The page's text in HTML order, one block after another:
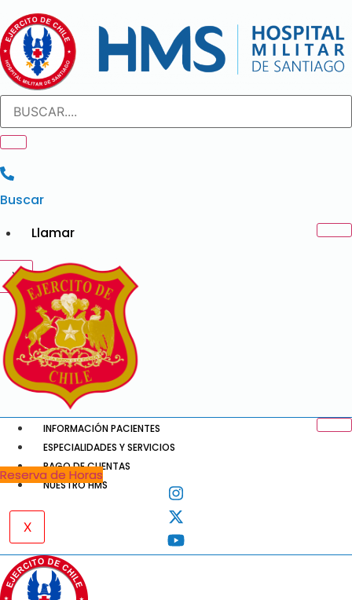
al
contenido
Buscar
Llamar
X
INFORMACIÓN PACIENTES
ESPECIALIDADES Y SERVICIOS
PAGO DE CUENTAS
NUESTRO HMS
X
Reserva de Horas